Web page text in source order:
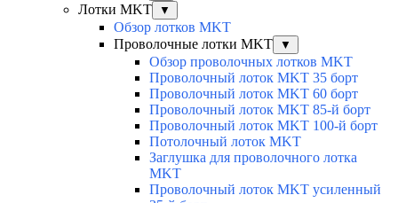
Лотки MKT ▼
Обзор лотков MKT
Проволочные лотки MKT
▼
Обзор проволочных лотков MKT
Проволочный лоток MKT 35 борт
Проволочный лоток MKT 60 борт
Проволочный лоток MKT 85-й борт
Проволочный лоток MKT 100-й борт
Потолочный лоток MKT
Заглушка для проволочного лотка
MKT
Проволочный лоток MKT усиленный